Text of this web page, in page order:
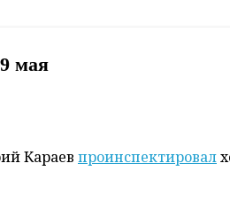
мая
Караев проинспектировал